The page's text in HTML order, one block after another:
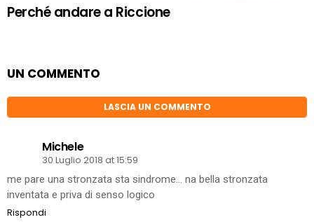
Perché andare a Riccione
UN COMMENTO
LASCIA UN COMMENTO
Michele
30 Luglio 2018 at 15:59
me pare una stronzata sta sindrome… na bella stronzata
inventata e priva di senso logico
Rispondi